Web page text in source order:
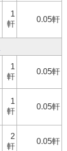
1
軒
0.05軒
1
軒
0.05軒
1
軒
0.05軒
2
軒
0.05軒